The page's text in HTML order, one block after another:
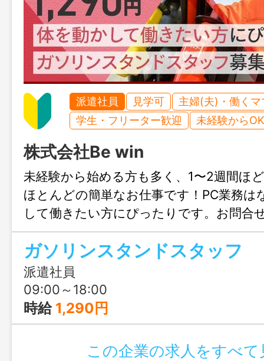
派遣社員 見学可
主婦(夫)・働くマ
学生・フリーター歓迎
未経験からOK
株式会社Be win
未経験から始める方も多く、1〜2週間ほ
ほとんどの簡単なお仕事です！PC業務は
して働きたい方にぴったりです。お問合
迎、まずはじょぶる福岡までお気軽にご
ガソリンスタンドスタッフ
派遣社員
09:00～18:00
時給 1,290円
この企業の求人をすべて